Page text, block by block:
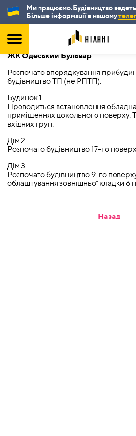
Ми працюємо.Будівництво
Більше інформації в нашому
ЖК Одеський Бульвар
Розпочато впорядкування
будівництво ТП (не РПТП).
Будинок 1
Проводиться встановлення
приміщеннях цокольного поверху.
вхідних груп.
Дім 2
Розпочато будівництво 17-го
Дім 3
Розпочато будівництво 9-го
облаштування зовнішньої кладки 6
Назад